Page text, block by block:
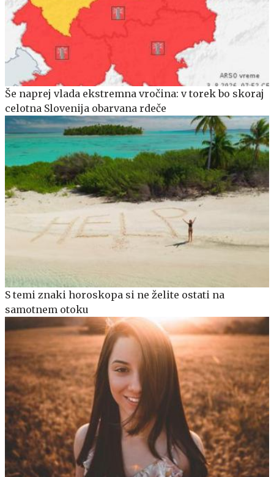
Še naprej vlada ekstremna vročina: v torek bo skoraj
celotna Slovenija obarvana rdeče
S temi znaki horoskopa si ne želite ostati na
samotnem otoku